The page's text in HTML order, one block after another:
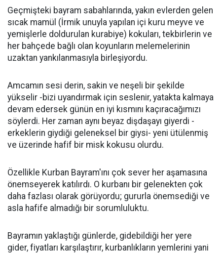
Geçmişteki bayram sabahlarında, yakın evlerden gelen
sıcak mamül (İrmik unuyla yapılan içi kuru meyve ve
yemişlerle doldurulan kurabiye) kokuları, tekbirlerin ve
her bahçede bağlı olan koyunların melemelerinin
uzaktan yankılanmasıyla birleşiyordu.
Amcamın sesi derin, sakin ve neşeli bir şekilde
yükselir -bizi uyandırmak için seslenir, yatakta kalmaya
devam edersek günün en iyi kısmını kaçıracağımızı
söylerdi. Her zaman aynı beyaz dişdaşayı giyerdi -
erkeklerin giydiği geleneksel bir giysi- yeni ütülenmiş
ve üzerinde hafif bir misk kokusu olurdu.
Özellikle Kurban Bayram'ını çok sever her aşamasına
önemseyerek katılırdı. O kurbanı bir gelenekten çok
daha fazlası olarak görüyordu; gururla önemsediği ve
asla hafife almadığı bir sorumluluktu.
Bayramın yaklaştığı günlerde, gidebildiği her yere
gider, fiyatları karşılaştırır, kurbanlıkların yemlerini yani